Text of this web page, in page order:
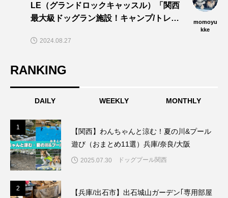
LE（グランドロックキャッスル）「関西
最大級ドッグラン施設！キャンプ/トレイ
う〜🎵」
momoyu
kke
2024.08.27
RANKING
DAILY WEEKLY MONTHLY
1
【関西】わんちゃんと涼む！夏の川&プール
遊び（おまとめ11選）兵庫/奈良/大阪
2025.07.30 ドッグプール関西
2
【兵庫/出石市】出石城山ガーデン｢専用部屋